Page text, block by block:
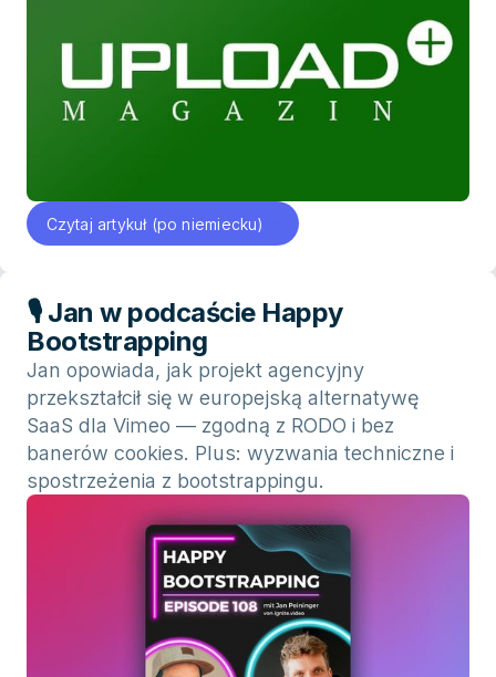
Czytaj artykuł (po niemiecku)
🎙 Jan w podcaście Happy
Bootstrapping
Jan opowiada, jak projekt agencyjny
przekształcił się w europejską alternatywę
SaaS dla Vimeo — zgodną z RODO i bez
banerów cookies. Plus: wyzwania techniczne i
spostrzeżenia z bootstrappingu.